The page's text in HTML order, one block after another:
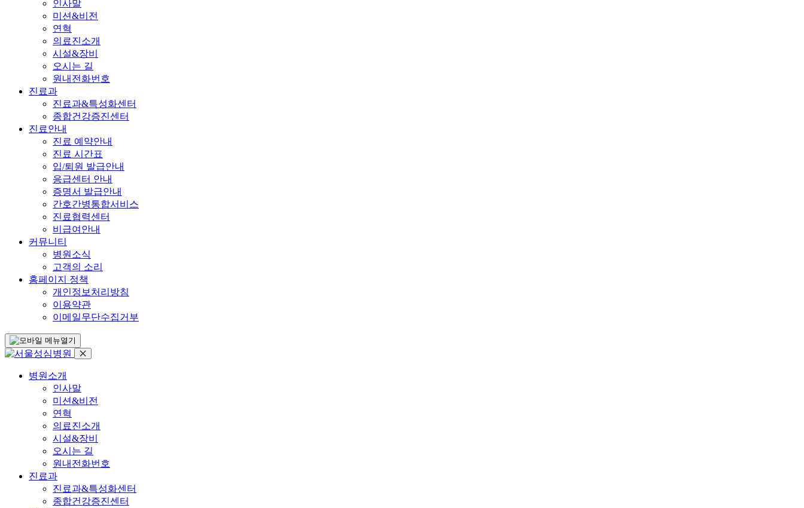
인사말
미션&비전
연혁
의료진소개
시설&장비
오시는 길
원내전화번호
진료과
진료과&특성화센터
종합건강증진센터
진료안내
진료 예약안내
진료 시간표
입/퇴원 발급안내
응급센터 안내
증명서 발급안내
간호간병통합서비스
진료협력센터
비급여안내
커뮤니티
병원소식
고객의 소리
홈페이지 정책
개인정보처리방침
이용약관
이메일무단수집거부
병원소개
인사말
미션&비전
연혁
의료진소개
시설&장비
오시는 길
원내전화번호
진료과
진료과&특성화센터
종합건강증진센터